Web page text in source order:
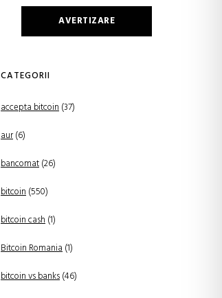
AVERTIZARE
CATEGORII
accepta bitcoin(37)
aur(6)
bancomat(26)
bitcoin(550)
bitcoin cash(1)
Bitcoin Romania(1)
bitcoin vs banks(46)